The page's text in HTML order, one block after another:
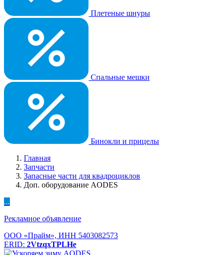
Плетеные шнуры
Спальные мешки
Бинокли и прицелы
Главная
Запчасти
Запасные части для квадроциклов
Доп. оборудование AODES
...
Рекламное объявление
ООО «Прайм», ИНН 5403082573
ERID: 2VtzqxTPLHe